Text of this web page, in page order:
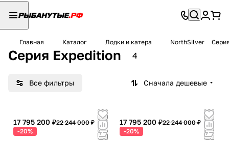
Главная Каталог Лодки и катера NorthSilver
Серия Expedition 4
Все фильтры Сначала дешевые
17 795 200 ₽22 244 000 ₽
-20%
17 795 200 ₽22 244 000 ₽
-20%